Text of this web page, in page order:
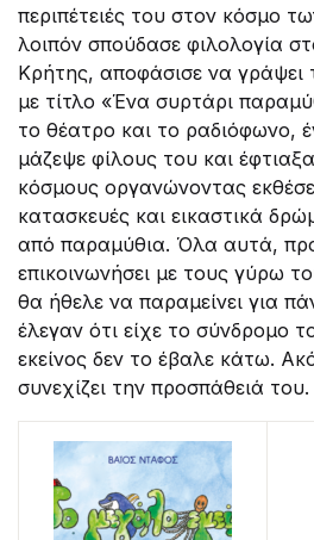
περιπέτειές του στον κόσμο
λοιπόν σπούδασε φιλολογία
Κρήτης, αποφάσισε να γράψει
με τίτλο «Ένα συρτάρι
το θέατρο και το ραδιόφωνο,
μάζεψε φίλους του και
κόσμους οργανώνοντας
κατασκευές και εικαστικά
από παραμύθια. Όλα αυτά,
επικοινωνήσει με τους γύρω
θα ήθελε να παραμείνει για
έλεγαν ότι είχε το σύνδρομο
εκείνος δεν το έβαλε κάτω.
συνεχίζει την προσπάθειά του.